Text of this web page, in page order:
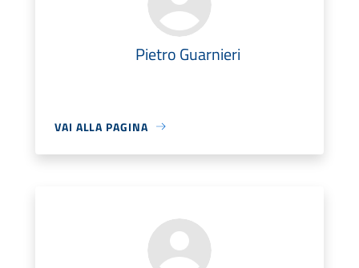
Pietro Guarnieri
VAI ALLA PAGINA